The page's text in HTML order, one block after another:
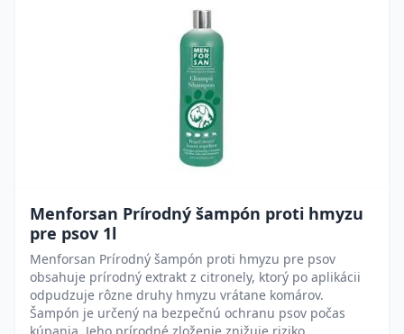
Menforsan Prírodný šampón proti hmyzu
pre psov 1l
Menforsan Prírodný šampón proti hmyzu pre psov
obsahuje prírodný extrakt z citronely, ktorý po aplikácii
odpudzuje rôzne druhy hmyzu vrátane komárov.
Šampón je určený na bezpečnú ochranu psov počas